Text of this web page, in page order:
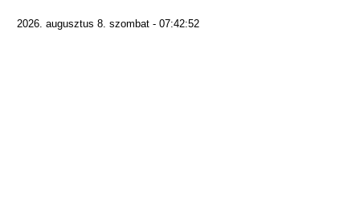
2026. augusztus 8. szombat - 07:42:52